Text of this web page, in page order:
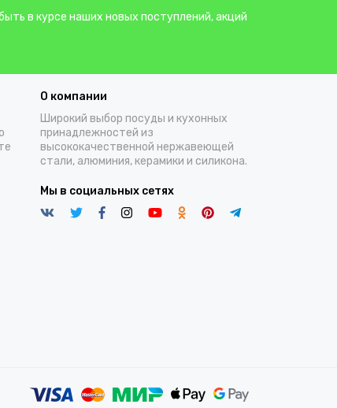
в курсе наших новых поступлений, акций
О компании
Широкий выбор посуды и кухонных
принадлежностей из
высококачественной нержавеющей
стали, алюминия, керамики и силикона.
Мы в социальных сетях